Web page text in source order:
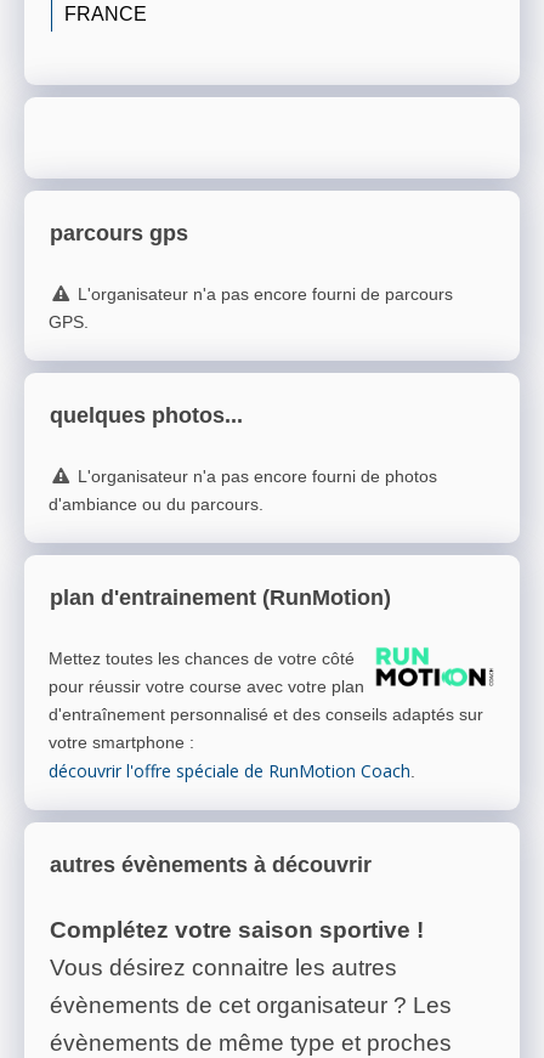
FRANCE
parcours gps
L'organisateur n'a pas encore fourni de parcours
GPS.
quelques photos...
L'organisateur n'a pas encore fourni de photos
d'ambiance ou du parcours.
plan d'entrainement (RunMotion)
Mettez toutes les chances de votre côté
pour réussir votre course avec votre plan
d'entraînement personnalisé et des conseils adaptés sur
votre smartphone :
découvrir l'offre spéciale de RunMotion Coach.
autres évènements à découvrir
Complétez votre saison sportive !
Vous désirez connaitre les autres
évènements de cet organisateur ? Les
évènements de même type et proches